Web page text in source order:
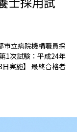
市立病院機構職員採
1次試験：平成24年
実施】 最終合格者